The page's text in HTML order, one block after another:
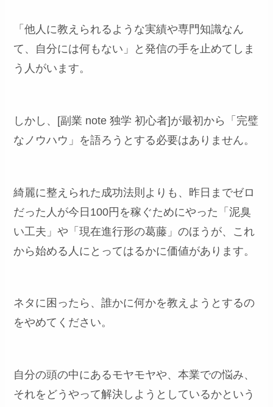
「他人に教えられるような実績や専門知識なん
て、自分には何もない」と発信の手を止めてしま
う人がいます。
しかし、[副業 note 独学 初心者]が最初から「完璧
なノウハウ」を語ろうとする必要はありません。
綺麗に整えられた成功法則よりも、昨日までゼロ
だった人が今日100円を稼ぐためにやった「泥臭
い工夫」や「現在進行形の葛藤」のほうが、これ
から始める人にとってはるかに価値があります。
ネタに困ったら、誰かに何かを教えようとするの
をやめてください。
自分の頭の中にあるモヤモヤや、本業での悩み、
それをどうやって解決しようとしているかという